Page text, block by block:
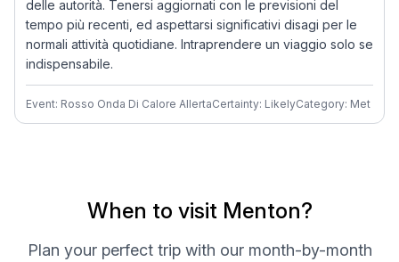
delle autorità. Tenersi aggiornati con le previsioni del
tempo più recenti, ed aspettarsi significativi disagi per le
normali attività quotidiane. Intraprendere un viaggio solo se
indispensabile.
Event: Rosso Onda Di Calore AllertaCertainty: LikelyCategory: Met
When to visit Menton?
Plan your perfect trip with our month-by-month